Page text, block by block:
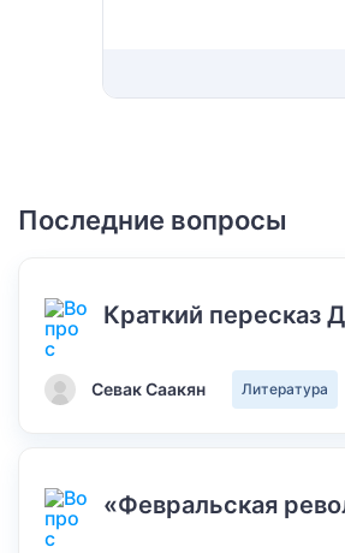
Последние вопросы
Краткий пересказ
Севак Саакян Литература
«Февральская